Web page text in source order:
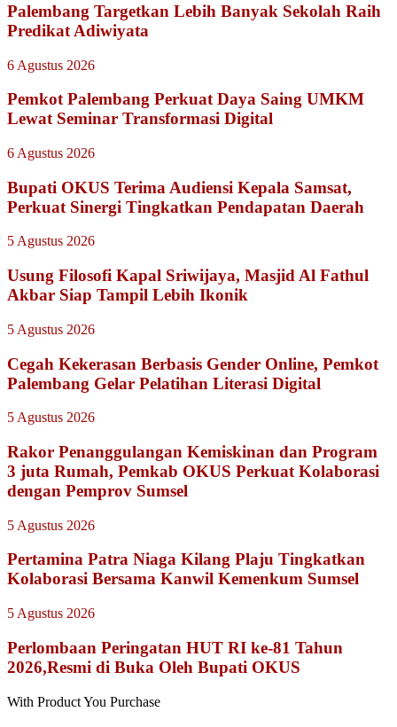
Palembang Targetkan Lebih Banyak Sekolah Raih
Predikat Adiwiyata
6 Agustus 2026
Pemkot Palembang Perkuat Daya Saing UMKM
Lewat Seminar Transformasi Digital
6 Agustus 2026
Bupati OKUS Terima Audiensi Kepala Samsat,
Perkuat Sinergi Tingkatkan Pendapatan Daerah
5 Agustus 2026
Usung Filosofi Kapal Sriwijaya, Masjid Al Fathul
Akbar Siap Tampil Lebih Ikonik
5 Agustus 2026
Cegah Kekerasan Berbasis Gender Online, Pemkot
Palembang Gelar Pelatihan Literasi Digital
5 Agustus 2026
Rakor Penanggulangan Kemiskinan dan Program
3 juta Rumah, Pemkab OKUS Perkuat Kolaborasi
dengan Pemprov Sumsel
5 Agustus 2026
Pertamina Patra Niaga Kilang Plaju Tingkatkan
Kolaborasi Bersama Kanwil Kemenkum Sumsel
5 Agustus 2026
Perlombaan Peringatan HUT RI ke-81 Tahun
2026,Resmi di Buka Oleh Bupati OKUS
With Product You Purchase